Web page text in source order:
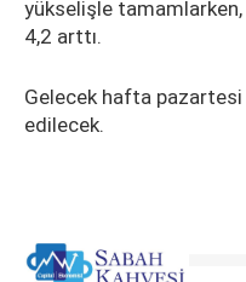
yükselişle tamamlarken,
4,2 arttı.
Gelecek hafta
edilecek.